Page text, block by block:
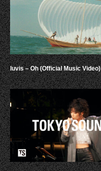
luvis – Oh (Official Music Video)